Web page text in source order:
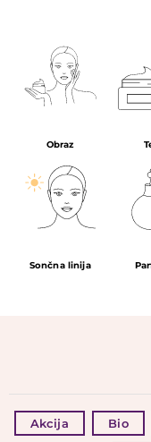
Obraz
Sončna linija
Akcija Bio